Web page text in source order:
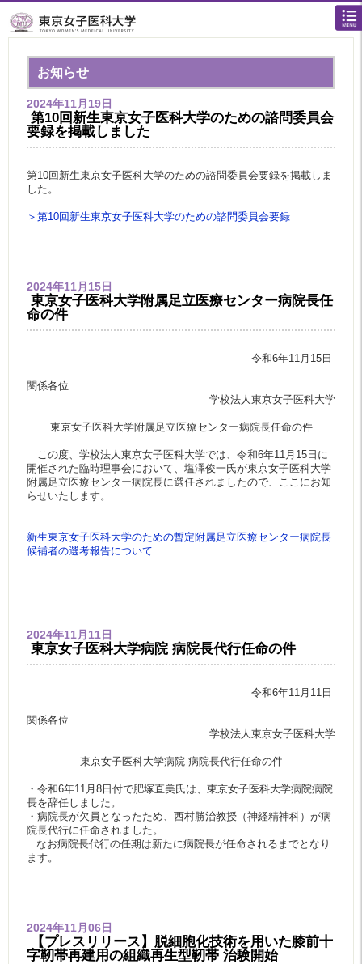
お知らせ
2024年11月19日
第10回新生東京女子医科大学のための諮問委員会
要録を掲載しました
第10回新生東京女子医科大学のための諮問委員会要録を掲載しま
した。
＞第10回新生東京女子医科大学のための諮問委員会要録
2024年11月15日
東京女子医科大学附属足立医療センター病院長任
命の件
令和6年11月15日
関係各位
学校法人東京女子医科大学
東京女子医科大学附属足立医療センター病院長任命の件
この度、学校法人東京女子医科大学では、令和6年11月15日に
開催された臨時理事会において、塩澤俊一氏が東京女子医科大学
附属足立医療センター病院長に選任されましたので、ここにお知
らせいたします。
新生東京女子医科大学のための暫定附属足立医療センター病院長
候補者の選考報告について
2024年11月11日
東京女子医科大学病院 病院長代行任命の件
令和6年11月11日
関係各位
学校法人東京女子医科大学
東京女子医科大学病院 病院長代行任命の件
・令和6年11月8日付で肥塚直美氏は、東京女子医科大学病院病院
長を辞任しました。
・病院長が欠員となったため、西村勝治教授（神経精神科）が病
院長代行に任命されました。
なお病院長代行の任期は新たに病院長が任命されるまでとなり
ます。
2024年11月06日
【プレスリリース】脱細胞化技術を用いた膝前十
字靭帯再建用の組織再生型靭帯 治験開始